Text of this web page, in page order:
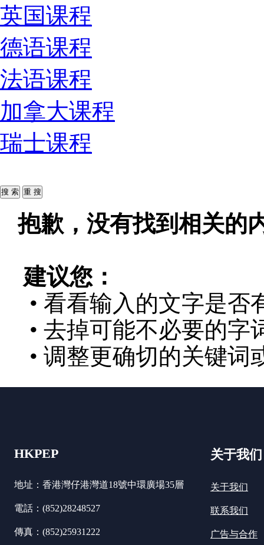
英国课程
德语课程
法语课程
加拿大课程
瑞士课程
抱歉，没有找到相关的
建议您：
• 看看输入的文字是否
• 去掉可能不必要的字
• 调整更确切的关键词
HKPEP
地址：香港灣仔港灣道18號中環廣場35層
電話：(852)28248527
傳真：(852)25931222
关于我们
关于我们
联系我们
广告与合作